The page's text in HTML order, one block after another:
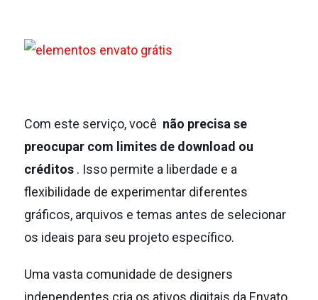
Com este serviço, você não precisa se
preocupar com limites de download ou
créditos. Isso permite a liberdade e a
flexibilidade de experimentar diferentes
gráficos, arquivos e temas antes de selecionar
os ideais para seu projeto específico.
Uma vasta comunidade de designers
independentes cria os ativos digitais da Envato